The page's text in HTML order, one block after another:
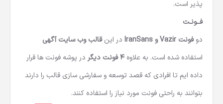
پذیر است.
فــونـت
دوفونت Vazir و IranSans در اینقالب وب سایت آگهی
استفاده شده است. به علاوه 4 فونت دیگر
در پوشه فونت ها قرار
داده ایم تا افرادی که قصد توسعه و سفارشی سازی قالب را دارند
بتوانند به راحتی فونت مورد نیاز را استفاده کنند.